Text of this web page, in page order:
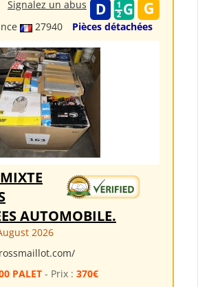
27940 Pièces détachées
Signalez un abus
AUTOMOBILE.
2026
PALET - Prix : 370€